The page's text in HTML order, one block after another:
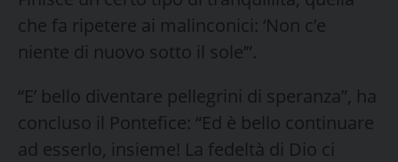
che fa ripetere ai malinconici: ‘Non c’e
niente di nuovo sotto il sole’”.
“E’ bello diventare pellegrini di speranza”, ha
concluso il Pontefice: “Ed è bello continuare
ad esserlo, insieme! La fedeltà di Dio ci